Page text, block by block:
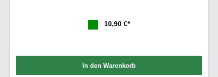
10,90 €*
In den Warenkorb